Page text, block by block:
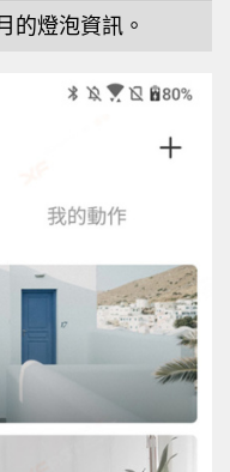
的燈泡資訊。